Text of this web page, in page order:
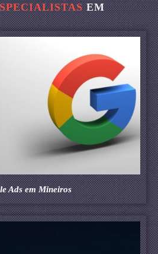
EM
Ads em Mineiros